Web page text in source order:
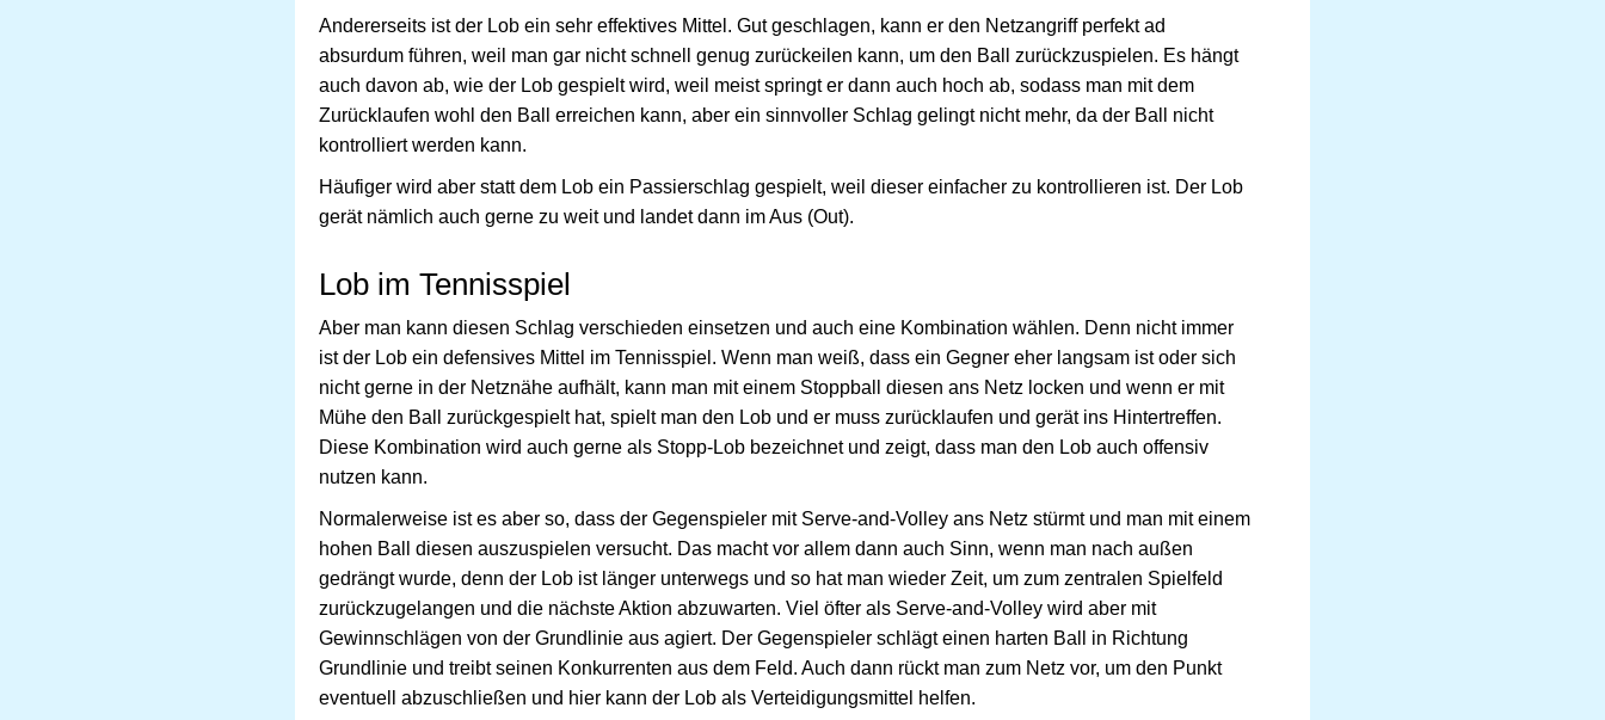
Andererseits ist der Lob ein sehr effektives Mittel. Gut geschlagen, kann er den Netzangriff perfekt ad
absurdum führen, weil man gar nicht schnell genug zurückeilen kann, um den Ball zurückzuspielen. Es hängt
auch davon ab, wie der Lob gespielt wird, weil meist springt er dann auch hoch ab, sodass man mit dem
Zurücklaufen wohl den Ball erreichen kann, aber ein sinnvoller Schlag gelingt nicht mehr, da der Ball nicht
kontrolliert werden kann.
Häufiger wird aber statt dem Lob ein Passierschlag gespielt, weil dieser einfacher zu kontrollieren ist. Der Lob
gerät nämlich auch gerne zu weit und landet dann im Aus (Out).
Lob im Tennisspiel
Aber man kann diesen Schlag verschieden einsetzen und auch eine Kombination wählen. Denn nicht immer
ist der Lob ein defensives Mittel im Tennisspiel. Wenn man weiß, dass ein Gegner eher langsam ist oder sich
nicht gerne in der Netznähe aufhält, kann man mit einem Stoppball diesen ans Netz locken und wenn er mit
Mühe den Ball zurückgespielt hat, spielt man den Lob und er muss zurücklaufen und gerät ins Hintertreffen.
Diese Kombination wird auch gerne als Stopp-Lob bezeichnet und zeigt, dass man den Lob auch offensiv
nutzen kann.
Normalerweise ist es aber so, dass der Gegenspieler mit Serve-and-Volley ans Netz stürmt und man mit einem
hohen Ball diesen auszuspielen versucht. Das macht vor allem dann auch Sinn, wenn man nach außen
gedrängt wurde, denn der Lob ist länger unterwegs und so hat man wieder Zeit, um zum zentralen Spielfeld
zurückzugelangen und die nächste Aktion abzuwarten. Viel öfter als Serve-and-Volley wird aber mit
Gewinnschlägen von der Grundlinie aus agiert. Der Gegenspieler schlägt einen harten Ball in Richtung
Grundlinie und treibt seinen Konkurrenten aus dem Feld. Auch dann rückt man zum Netz vor, um den Punkt
eventuell abzuschließen und hier kann der Lob als Verteidigungsmittel helfen.